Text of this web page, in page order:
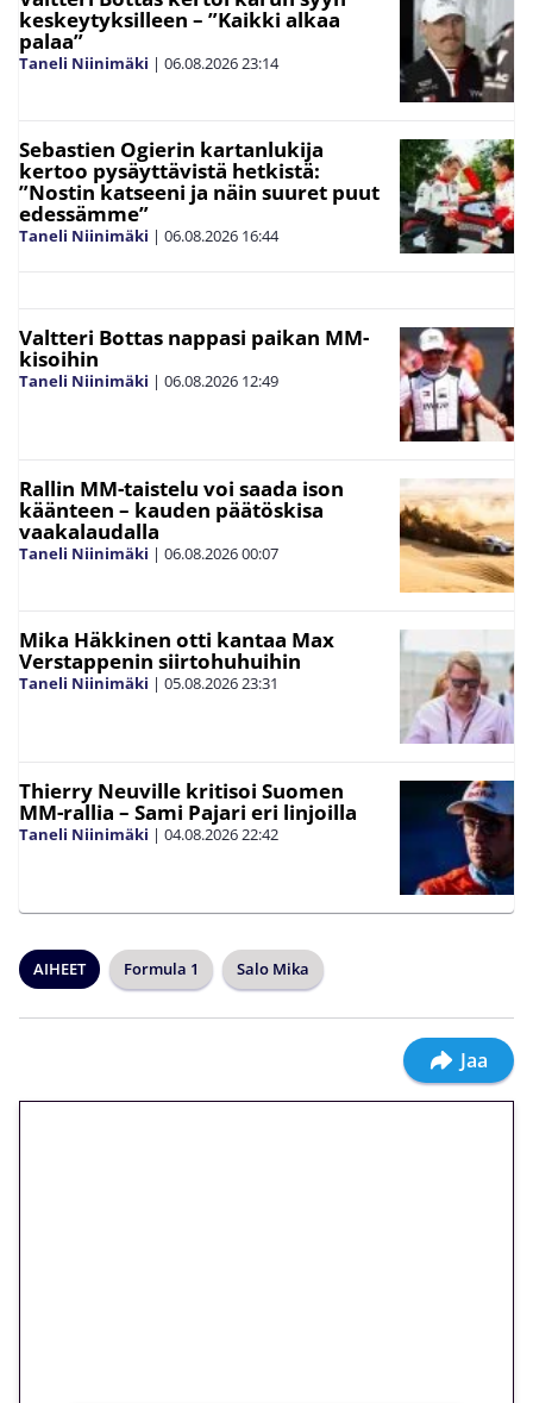
keskeytyksilleen – ”Kaikki alkaa
palaa”
Taneli Niinimäki | 06.08.202623:14
Sebastien Ogierin kartanlukija
kertoo pysäyttävistä hetkistä:
”Nostin katseeni ja näin suuret puut
edessämme”
Taneli Niinimäki | 06.08.2026 16:44
Valtteri Bottas nappasi paikan MM-
kisoihin
Taneli Niinimäki | 06.08.2026 12:49
Rallin MM-taistelu voi saada ison
käänteen – kauden päätöskisa
vaakalaudalla
Taneli Niinimäki | 06.08.202600:07
Mika Häkkinen otti kantaa Max
Verstappenin siirtohuhuihin
Taneli Niinimäki | 05.08.202623:31
Thierry Neuville kritisoi Suomen
MM-rallia – Sami Pajari eri linjoilla
Taneli Niinimäki | 04.08.202622:42
AIHEET Formula 1 Salo Mika
Jaa